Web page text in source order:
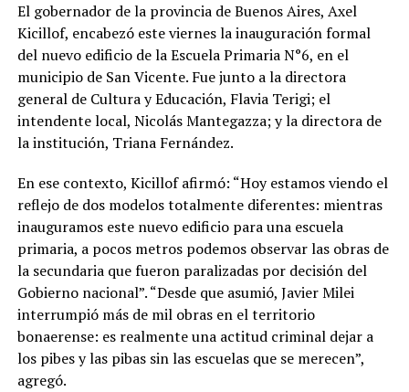
El gobernador de la provincia de Buenos Aires, Axel
Kicillof, encabezó este viernes la inauguración formal
del nuevo edificio de la Escuela Primaria N°6, en el
municipio de San Vicente. Fue junto a la directora
general de Cultura y Educación, Flavia Terigi; el
intendente local, Nicolás Mantegazza; y la directora de
la institución, Triana Fernández.
En ese contexto, Kicillof afirmó: “Hoy estamos viendo el
reflejo de dos modelos totalmente diferentes: mientras
inauguramos este nuevo edificio para una escuela
primaria, a pocos metros podemos observar las obras de
la secundaria que fueron paralizadas por decisión del
Gobierno nacional”. “Desde que asumió, Javier Milei
interrumpió más de mil obras en el territorio
bonaerense: es realmente una actitud criminal dejar a
los pibes y las pibas sin las escuelas que se merecen”,
agregó.